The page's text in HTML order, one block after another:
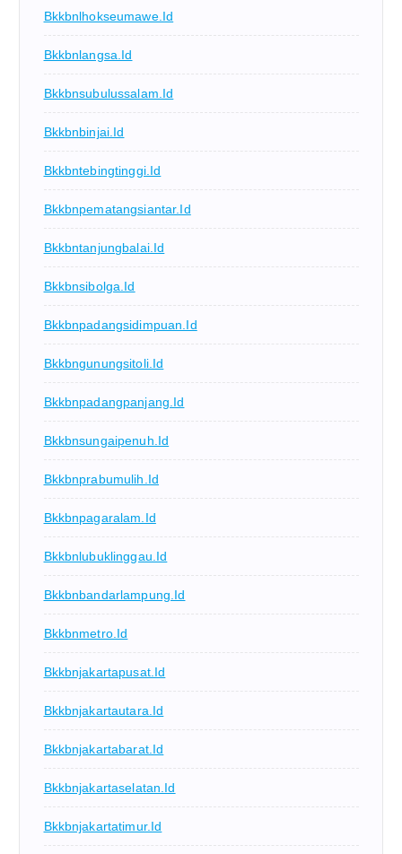
Bkkbnlhokseumawe.id
Bkkbnlangsa.id
Bkkbnsubulussalam.id
Bkkbnbinjai.id
Bkkbntebingtinggi.id
Bkkbnpematangsiantar.id
Bkkbntanjungbalai.id
Bkkbnsibolga.id
Bkkbnpadangsidimpuan.id
Bkkbngunungsitoli.id
Bkkbnpadangpanjang.id
Bkkbnsungaipenuh.id
Bkkbnprabumulih.id
Bkkbnpagaralam.id
Bkkbnlubuklinggau.id
Bkkbnbandarlampung.id
Bkkbnmetro.id
Bkkbnjakartapusat.id
Bkkbnjakartautara.id
Bkkbnjakartabarat.id
Bkkbnjakartaselatan.id
Bkkbnjakartatimur.id